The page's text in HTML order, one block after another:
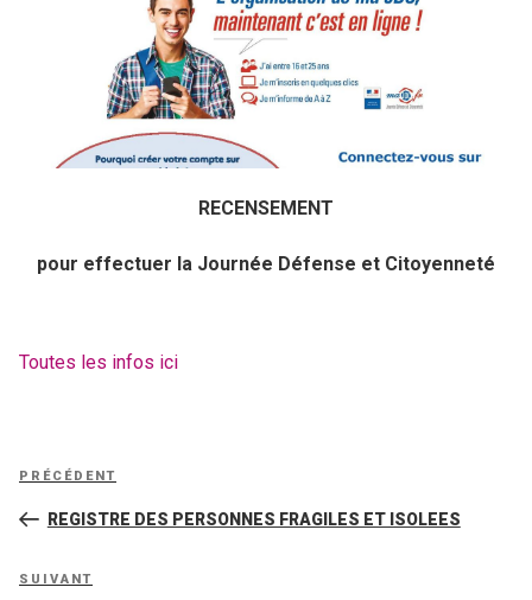
RECENSEMENT
pour effectuer la Journée Défense et Citoyenneté
Toutes les infos ici
de
l’article
Article
PRÉCÉDENT
REGISTRE DES PERSONNES FRAGILES ET ISOLEES
Article
SUIVANT